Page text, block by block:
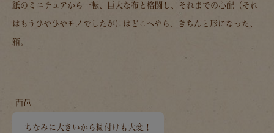
紙のミニチュアから一転、巨大な布と格闘し、それまでの心配（それ
はもうひやひやモノでしたが）はどこへやら、きちんと形になった、
箱。
西邑
ちなみに大きいから糊付けも大変！